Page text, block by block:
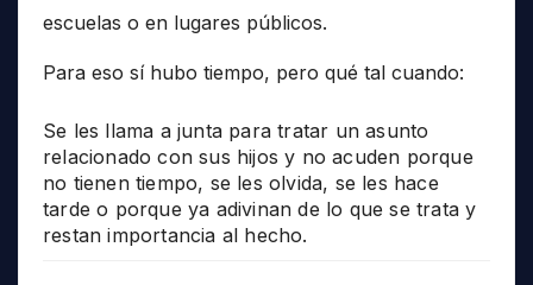
escuelas o en lugares públicos.
Para eso sí hubo tiempo, pero qué tal cuando:
Se les llama a junta para tratar un asunto
relacionado con sus hijos y no acuden porque
no tienen tiempo, se les olvida, se les hace
tarde o porque ya adivinan de lo que se trata y
restan importancia al hecho.